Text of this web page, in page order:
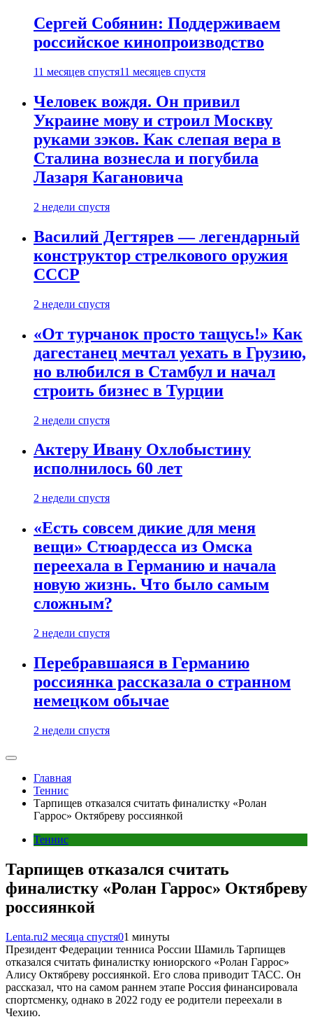
Сергей Собянин: Поддерживаем
российское кинопроизводство
11 месяцев спустя11 месяцев спустя
Человек вождя. Он привил
Украине мову и строил Москву
руками зэков. Как слепая вера в
Сталина вознесла и погубила
Лазаря Кагановича
2 недели спустя
Василий Дегтярев — легендарный
конструктор стрелкового оружия
СССР
2 недели спустя
«От турчанок просто тащусь!» Как
дагестанец мечтал уехать в Грузию,
но влюбился в Стамбул и начал
строить бизнес в Турции
2 недели спустя
Актеру Ивану Охлобыстину
исполнилось 60 лет
2 недели спустя
«Есть совсем дикие для меня
вещи» Стюардесса из Омска
переехала в Германию и начала
новую жизнь. Что было самым
сложным?
2 недели спустя
Перебравшаяся в Германию
россиянка рассказала о странном
немецком обычае
2 недели спустя
Главная
Теннис
Тарпищев отказался считать финалистку «Ролан
Гаррос» Октябреву россиянкой
Теннис
Тарпищев отказался считать
финалистку «Ролан Гаррос» Октябреву
россиянкой
Lenta.ru2 месяца спустя01 минуты
Президент Федерации тенниса России Шамиль Тарпищев
отказался считать финалистку юниорского «Ролан Гаррос»
Алису Октябреву россиянкой. Его слова приводит ТАСС. Он
рассказал, что на самом раннем этапе Россия финансировала
спортсменку, однако в 2022 году ее родители переехали в
Чехию.